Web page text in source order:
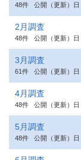
48件 公開（更新）日
2月調査
48件 公開（更新）日
3月調査
61件 公開（更新）日
4月調査
48件 公開（更新）日
5月調査
48件 公開（更新）日